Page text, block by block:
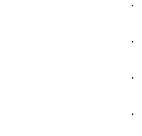
・
・
・
・